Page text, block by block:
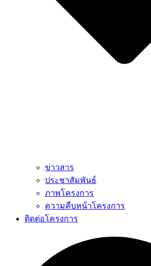
ข่าวสาร
ประชาสัมพันธ์
ภาพโครงการ
ความคืบหน้าโครงการ
ติดต่อโครงการ